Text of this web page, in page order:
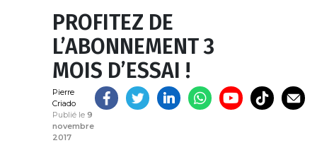
PROFITEZ DE
L’ABONNEMENT 3
MOIS D’ESSAI !
Pierre
Criado
Publié le 9
novembre
2017